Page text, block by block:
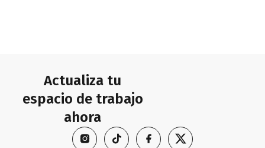
Actualiza tu
espacio de trabajo
ahora